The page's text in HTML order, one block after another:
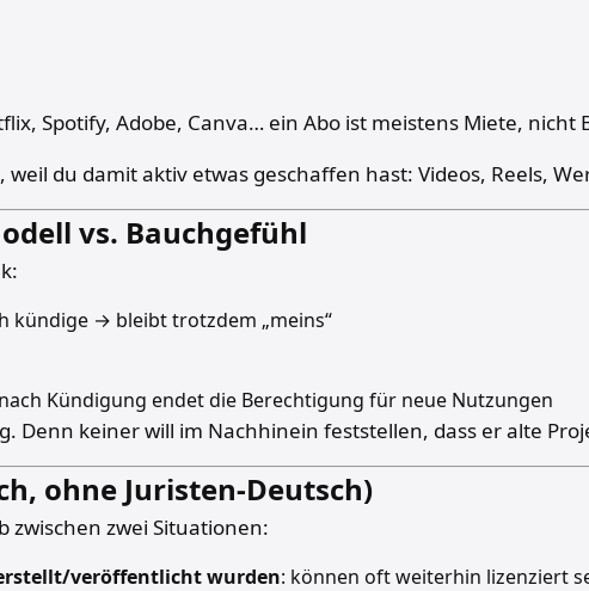
Spotify, Adobe, Canva… ein Abo ist meistens Miete, nicht
du damit aktiv etwas geschaffen hast: Videos, Reels,
vs. Bauchgefühl
→ bleibt trotzdem „meins“
Kündigung endet die Berechtigung für neue Nutzungen
Denn keiner will im Nachhinein feststellen, dass er alte
ohne Juristen-Deutsch)
zwei Situationen:
veröffentlicht wurden: können oft weiterhin lizenziert